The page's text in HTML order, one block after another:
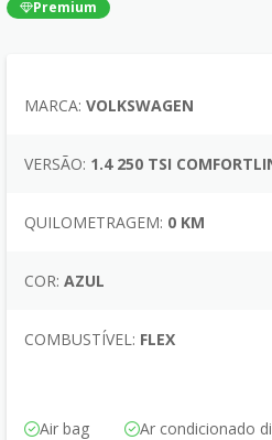
Premium
MARCA: VOLKSWAGEN
VERSÃO: 1.4 250 TSI
QUILOMETRAGEM: 0 KM
COR: AZUL
COMBUSTÍVEL: FLEX
Air bag Ar condicionado